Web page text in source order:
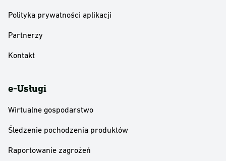
Polityka prywatności aplikacji
Partnerzy
Kontakt
e-Usługi
Wirtualne gospodarstwo
Śledzenie pochodzenia produktów
Raportowanie zagrożeń